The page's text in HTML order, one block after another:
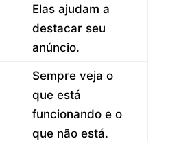
Elas ajudam a
destacar seu
anúncio.
Sempre veja o
que está
funcionando e o
que não está.